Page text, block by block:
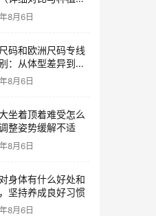
8月6日
码和欧洲尺码专线
：从体型差异到购
指南
8月6日
坐着顶着难受怎么
整姿势缓解不适
8月6日
身体有什么好处和
坚持养成良好习惯
8月6日